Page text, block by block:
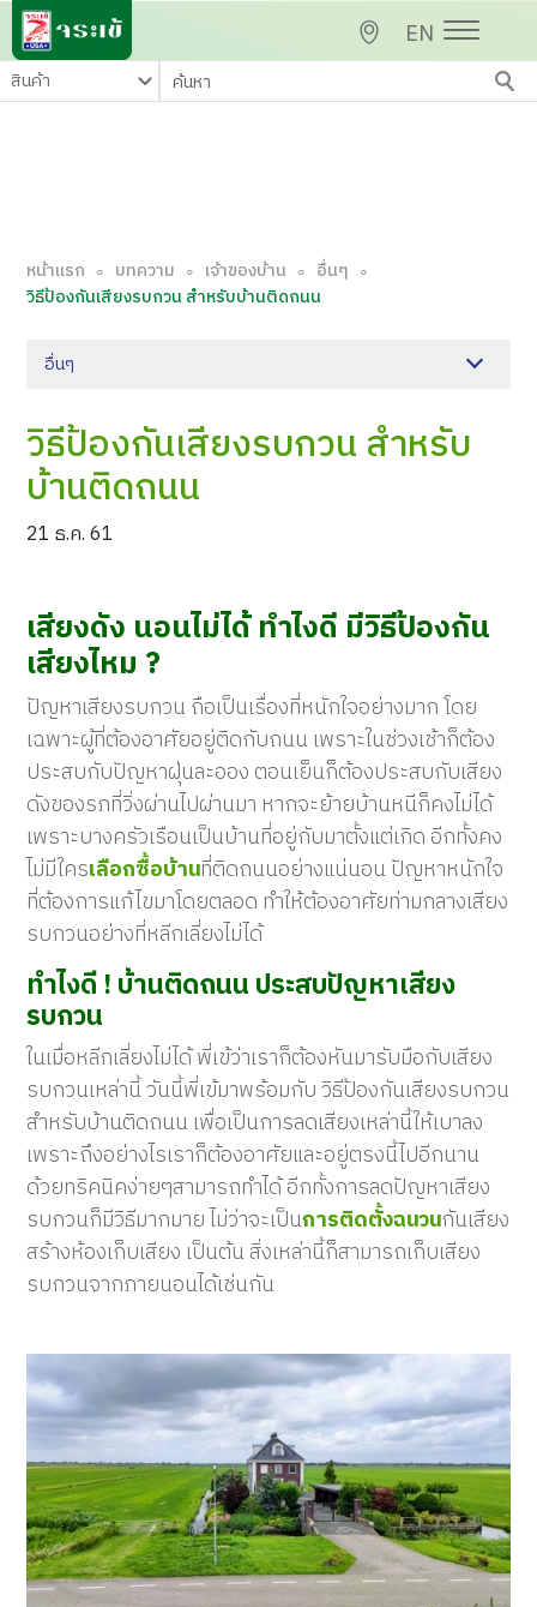
EN
หน้าแรก ∘ บทความ ∘ เจ้าของบ้าน ∘ อื่นๆ ∘
วิธีป้องกันเสียงรบกวน สำหรับบ้านติดถนน
อื่นๆ
วิธีป้องกันเสียงรบกวน สำหรับ
บ้านติดถนน
21 ธ.ค. 61
เสียงดัง นอนไม่ได้ ทำไงดี มีวิธีป้องกัน
เสียงไหม ?
ปัญหาเสียงรบกวน ถือเป็นเรื่องที่หนักใจอย่างมาก โดย
เฉพาะผู้ที่ต้องอาศัยอยู่ติดกับถนน เพราะในช่วงเช้าก็ต้อง
ประสบกับปัญหาฝุ่นละออง ตอนเย็นก็ต้องประสบกับเสียง
ดังของรภที่วิ่งผ่านไปผ่านมา หากจะย้ายบ้านหนีก็คงไม่ได้
เพราะบางครัวเรือนเป็นบ้านที่อยู่กับมาตั้งแต่เกิด อีกทั้งคง
ไม่มีใครเลือกซื้อบ้านที่ติดถนนอย่างแน่นอน ปัญหาหนักใจ
ที่ต้องการแก้ไขมาโดยตลอด ทำให้ต้องอาศัยท่ามกลางเสียง
รบกวนอย่างที่หลีกเลี่ยงไม่ได้
ทำไงดี ! บ้านติดถนน ประสบปัญหาเสียง
รบกวน
ในเมื่อหลีกเลี่ยงไม่ได้ พี่เข้ว่าเราก็ต้องหันมารับมือกับเสียง
รบกวนเหล่านี้ วันนี้พี่เข้มาพร้อมกับ วิธีป้องกันเสียงรบกวน
สำหรับบ้านติดถนน เพื่อเป็นการลดเสียงเหล่านี้ให้เบาลง
เพราะถึงอย่างไรเราก็ต้องอาศัยและอยู่ตรงนี้ไปอีกนาน
ด้วยทริคนิคง่ายๆสามารถทำได้ อีกทั้งการลดปัญหาเสียง
รบกวนก็มีวิธีมากมาย ไม่ว่าจะเป็นการติดตั้งฉนวนกันเสียง
สร้างห้องเก็บเสียง เป็นต้น สิ่งเหล่านี้ก็สามารถเก็บเสียง
รบกวนจากภายนอนได้เช่นกัน